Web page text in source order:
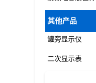
其他产品
罐旁显示仪
二次显示表